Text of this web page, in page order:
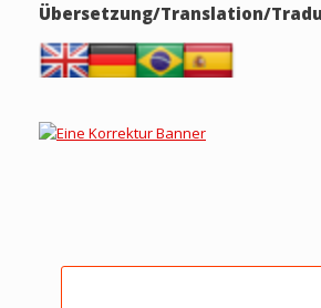
Übersetzung/Translation/